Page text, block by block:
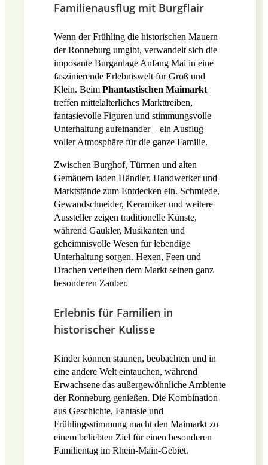
Familienausflug mit Burgflair
Wenn der Frühling die historischen Mauern
der Ronneburg umgibt, verwandelt sich die
imposante Burganlage Anfang Mai in eine
faszinierende Erlebniswelt für Groß und
Klein. BeimPhantastischen Maimarkt
treffen mittelalterliches Markttreiben,
fantasievolle Figuren und stimmungsvolle
Unterhaltung aufeinander – ein Ausflug
voller Atmosphäre für die ganze Familie.
Zwischen Burghof, Türmen und alten
Gemäuern laden Händler, Handwerker und
Marktstände zum Entdecken ein. Schmiede,
Gewandschneider, Keramiker und weitere
Aussteller zeigen traditionelle Künste,
während Gaukler, Musikanten und
geheimnisvolle Wesen für lebendige
Unterhaltung sorgen. Hexen, Feen und
Drachen verleihen dem Markt seinen ganz
besonderen Zauber.
Erlebnis für Familien in
historischer Kulisse
Kinder können staunen, beobachten und in
eine andere Welt eintauchen, während
Erwachsene das außergewöhnliche Ambiente
der Ronneburg genießen. Die Kombination
aus Geschichte, Fantasie und
Frühlingsstimmung macht den Maimarkt zu
einem beliebten Ziel für einen besonderen
Familientag im Rhein-Main-Gebiet.